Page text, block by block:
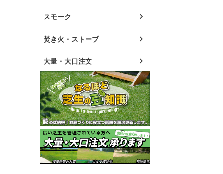
スモーク
焚き火・ストーブ
大量・大口注文